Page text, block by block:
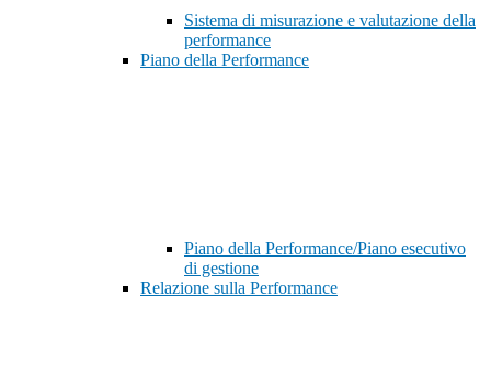
Sistema di misurazione e valutazione della
performance
Piano della Performance
Piano della Performance/Piano esecutivo
di gestione
Relazione sulla Performance